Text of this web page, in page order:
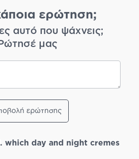
ερώτηση;
αυτό που ψάχνεις;
Ρώτησέ μας
ερώτησης
which day and night cremes